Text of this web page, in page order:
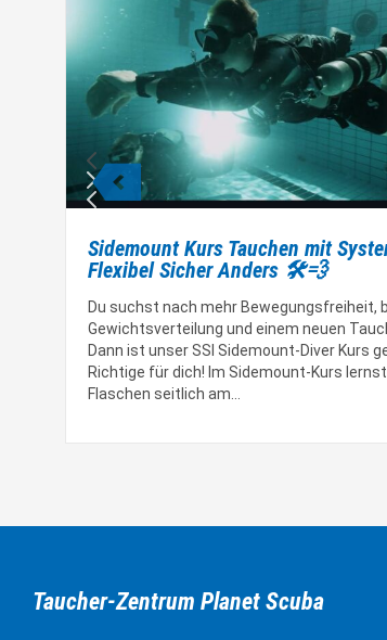
Sidemount Kurs Tauchen mit
Flexibel Sicher Anders 🛠️💨
Du suchst nach mehr Bewegungsfreiheit,
Gewichtsverteilung und einem neuen
Dann ist unser SSI Sidemount-Diver Kurs
Richtige für dich! Im Sidemount-Kurs
Flaschen seitlich am…
Taucher-Zentrum Planet Scuba